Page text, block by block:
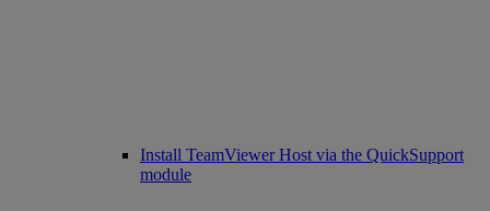
Install TeamViewer Host via the QuickSupport
module